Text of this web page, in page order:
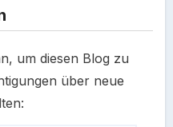
um diesen Blog zu
über neue